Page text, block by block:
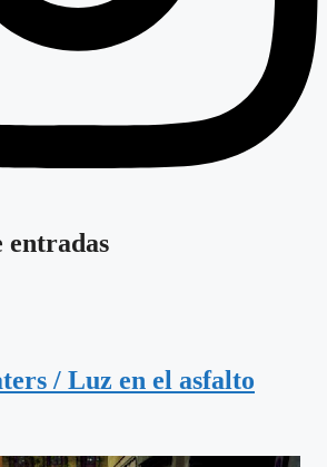
entradas
/ Luz en el asfalto